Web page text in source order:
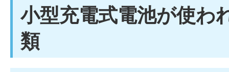
小型充電式電池が使わ
類